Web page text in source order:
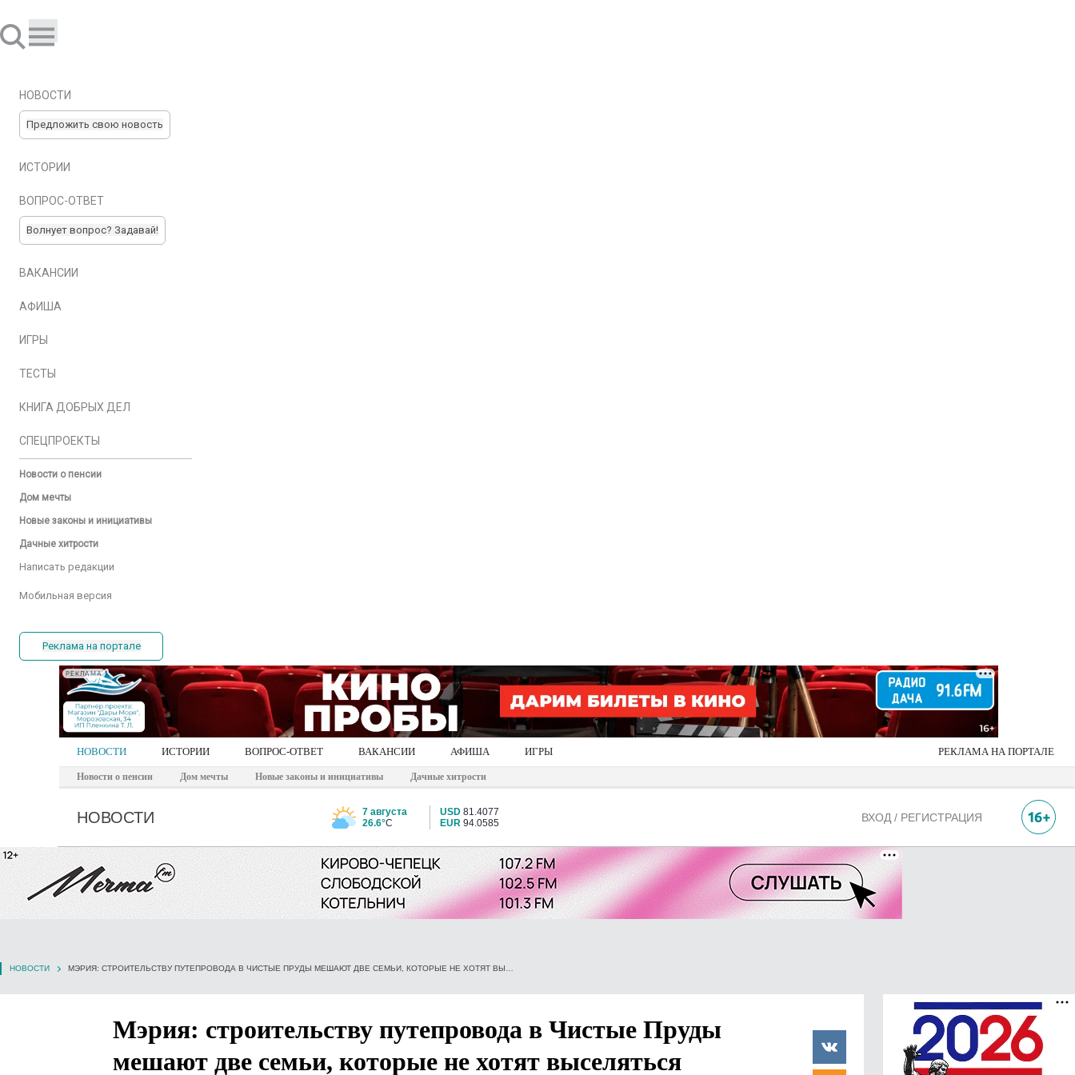
НОВОСТИ
Предложить свою новость
ИСТОРИИ
ВОПРОС-ОТВЕТ
Волнует вопрос? Задавай!
ВАКАНСИИ
АФИША
ИГРЫ
ТЕСТЫ
КНИГА ДОБРЫХ ДЕЛ
СПЕЦПРОЕКТЫ
Новости о пенсии
Дом мечты
Новые законы и инициативы
Дачные хитрости
Написать редакции
Мобильная версия
Реклама на портале
РЕКЛАМА
НОВОСТИ ИСТОРИИ ВОПРОС-ОТВЕТ ВАКАНСИИ АФИША ИГРЫ РЕКЛАМА НА ПОРТАЛЕ
Новости о пенсии Дом мечты Новые законы и инициативы Дачные хитрости
НОВОСТИ
7 августа
26.6°C
USD 81.4077
EUR 94.0585 ВХОД / РЕГИСТРАЦИЯ
НОВОСТИ
Мэрия: строительству путепровода в Чистые Пруды
мешают две семьи, которые не хотят выселяться